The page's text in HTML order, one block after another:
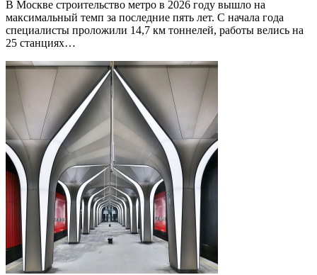
В Москве строительство метро в 2026 году вышло на
максимальный темп за последние пять лет. С начала года
специалисты проложили 14,7 км тоннелей, работы велись на
25 станциях…